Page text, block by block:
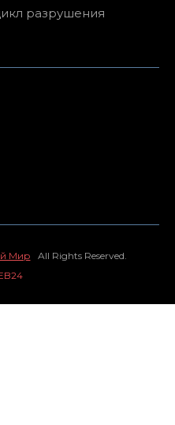
разрушения
Мир All Rights Reserved.